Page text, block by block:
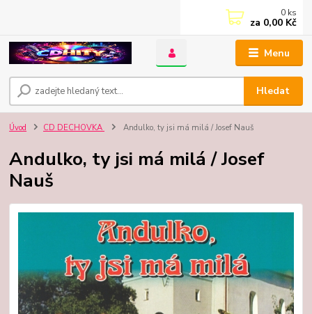
Menu
Hledat
0 ks
za 0,00 Kč
Úvod CD DECHOVKA Andulko, ty jsi má milá / Josef Nauš
Andulko, ty jsi má milá / Josef
Nauš